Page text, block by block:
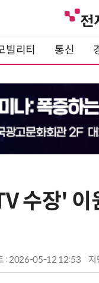
빌리티 통신
수장'
: 2026-05-12 12:53 지